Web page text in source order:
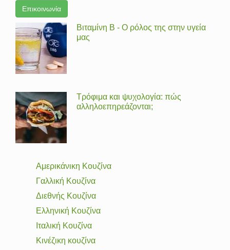
Επικοινωνία
Βιταμίνη Β - Ο ρόλος της στην υγεία
μας
Τρόφιμα και ψυχολογία: πώς
αλληλοεπηρεάζονται;
Αμερικάνικη Κουζίνα
Γαλλική Κουζίνα
Διεθνής Κουζίνα
Ελληνική Κουζίνα
Ιταλική Κουζίνα
Κινέζικη κουζίνα